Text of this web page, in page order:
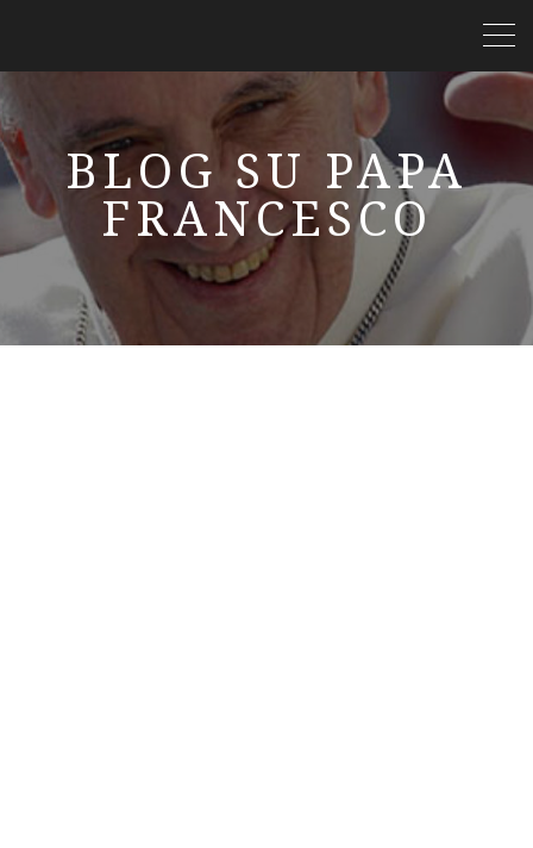
BLOG SU PAPA
FRANCESCO